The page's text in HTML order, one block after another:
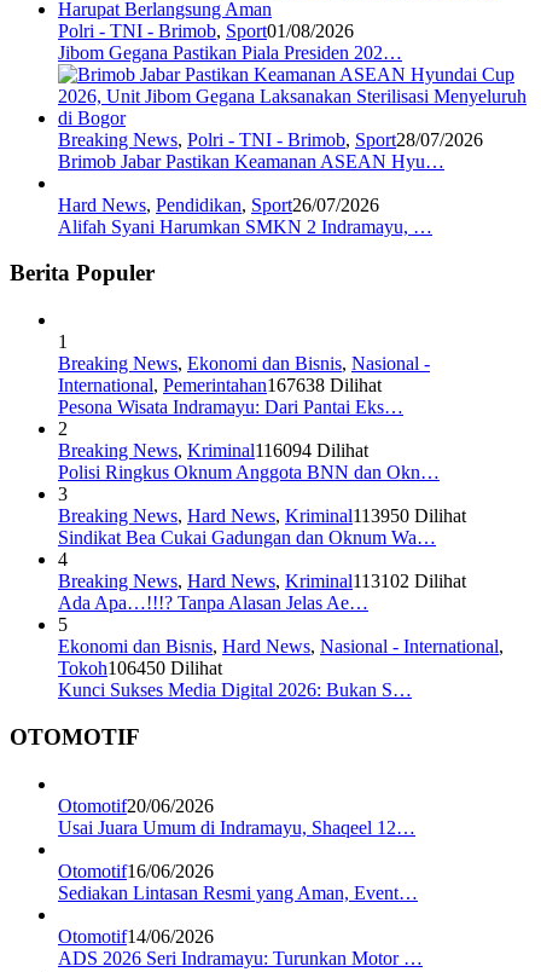
Polri - TNI - Brimob, Sport01/08/2026
Jibom Gegana Pastikan Piala Presiden 202…
Breaking News, Polri - TNI - Brimob, Sport28/07/2026
Brimob Jabar Pastikan Keamanan ASEAN Hyu…
Hard News, Pendidikan, Sport26/07/2026
Alifah Syani Harumkan SMKN 2 Indramayu, …
Berita Populer
1
Breaking News, Ekonomi dan Bisnis, Nasional -
International, Pemerintahan167638 Dilihat
Pesona Wisata Indramayu: Dari Pantai Eks…
2
Breaking News, Kriminal116094 Dilihat
Polisi Ringkus Oknum Anggota BNN dan Okn…
3
Breaking News, Hard News, Kriminal113950 Dilihat
Sindikat Bea Cukai Gadungan dan Oknum Wa…
4
Breaking News, Hard News, Kriminal113102 Dilihat
Ada Apa…!!!? Tanpa Alasan Jelas Ae…
5
Ekonomi dan Bisnis, Hard News, Nasional - International,
Tokoh106450 Dilihat
Kunci Sukses Media Digital 2026: Bukan S…
OTOMOTIF
Otomotif20/06/2026
Usai Juara Umum di Indramayu, Shaqeel 12…
Otomotif16/06/2026
Sediakan Lintasan Resmi yang Aman, Event…
Otomotif14/06/2026
ADS 2026 Seri Indramayu: Turunkan Motor …